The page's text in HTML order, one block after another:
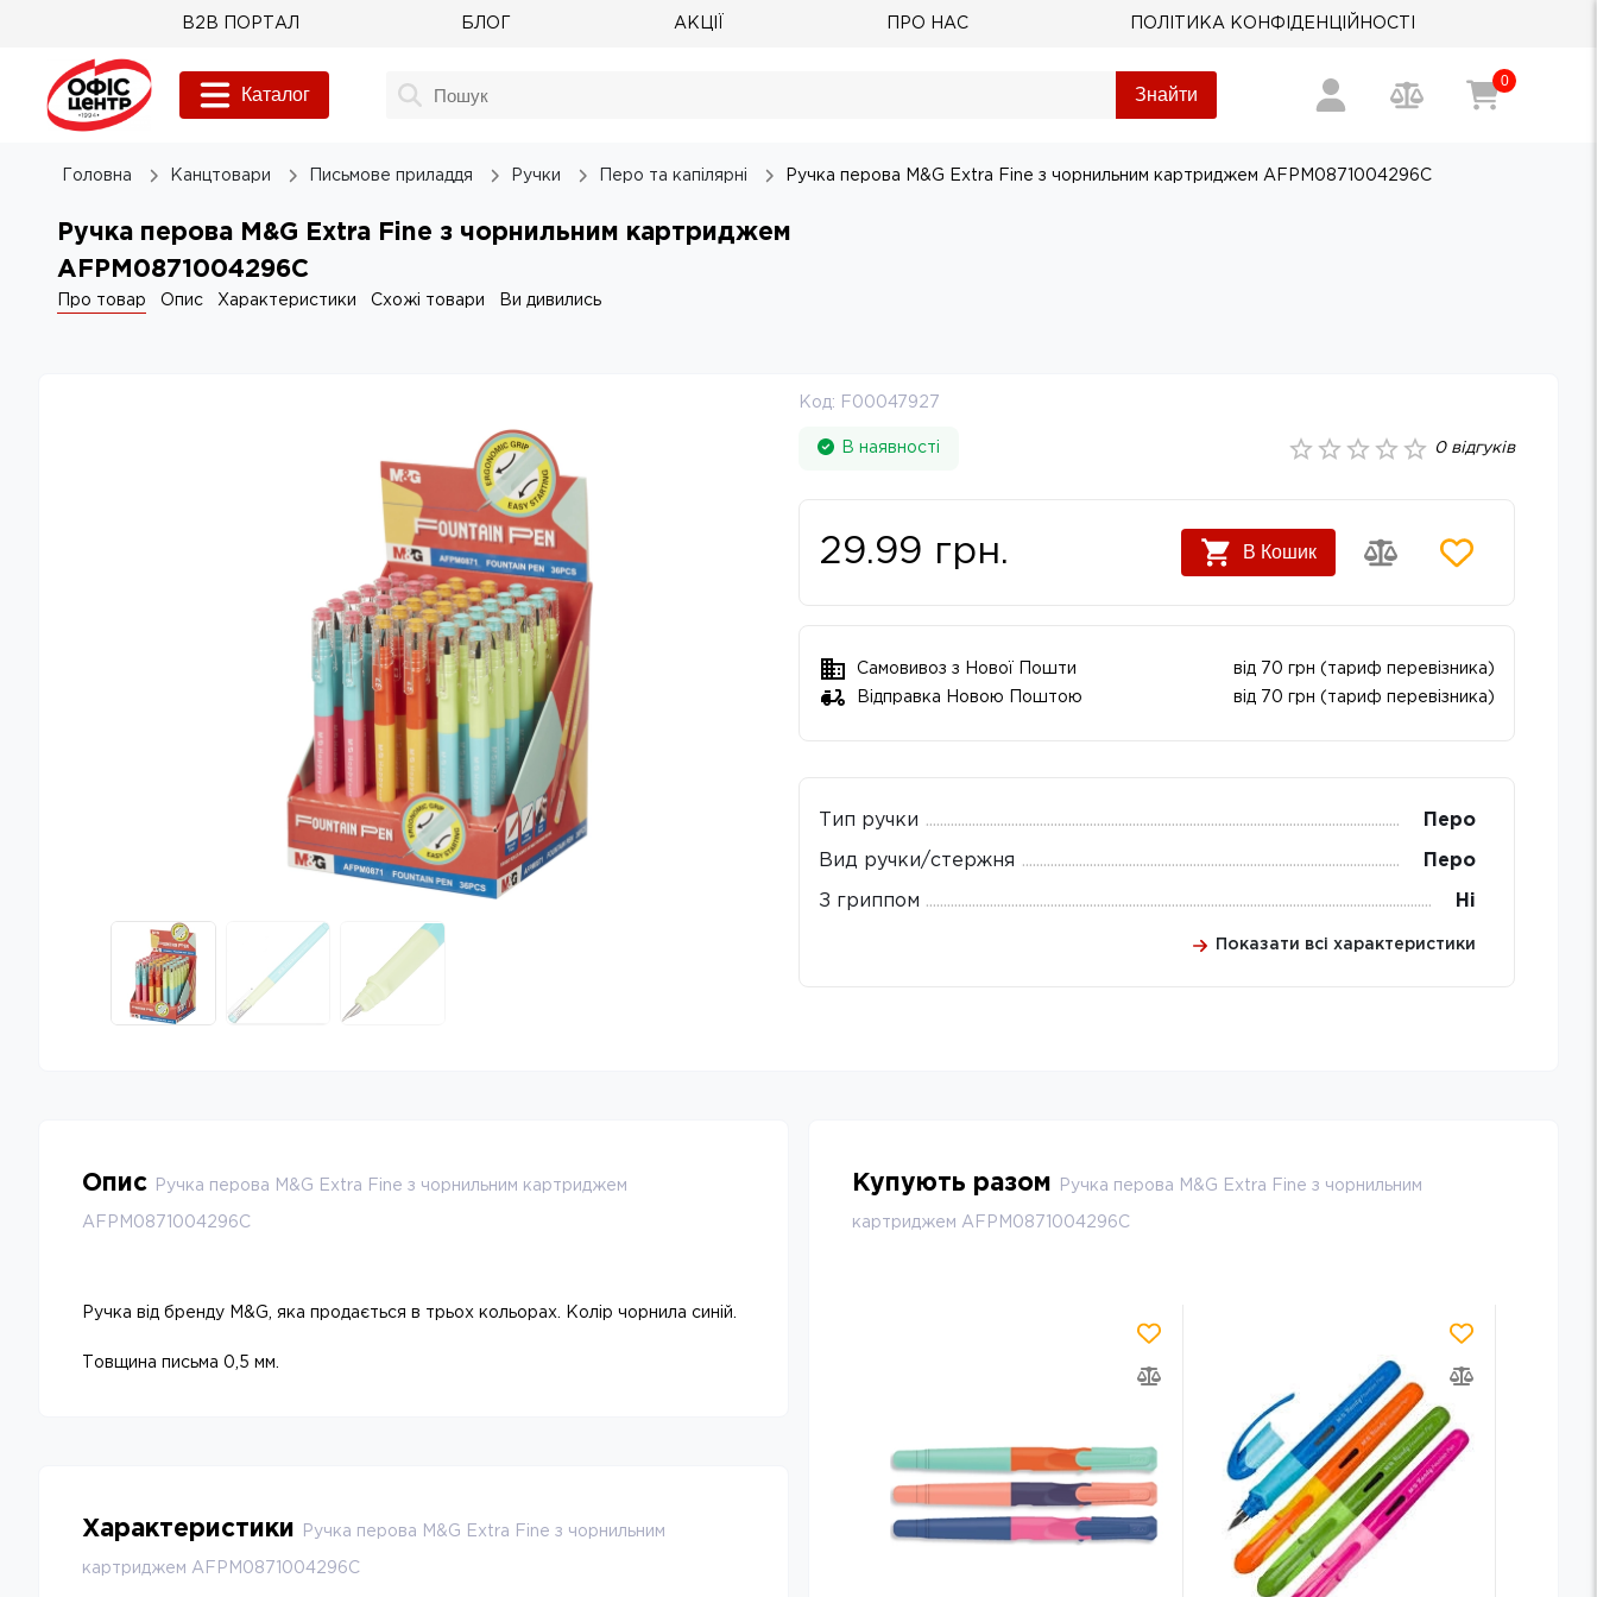
B2B ПОРТАЛ БЛОГ АКЦІЇ ПРО НАС ПОЛІТИКА КОНФІДЕНЦІЙНОСТІ
Каталог Знайти
0
Головна Канцтовари Письмове приладдя Ручки Перо та капілярні Ручка перова M&G Extra Fine з чорнильним картриджем AFPM0871004296C
Ручка перова M&G Extra Fine з чорнильним картриджем
AFPM0871004296C
Про товар Опис Характеристики Схожі товари Ви дивились
Код: F00047927
В наявності 0відгуків
29.99 грн. В Кошик
Самовивоз з Нової Пошти
від 70 грн (тариф перевізника)
Відправка Новою Поштою
від 70 грн (тариф перевізника)
Тип ручки Перо
Вид ручки/стержня Перо
З гриппом Ні
Показати всі характеристики
Опис Ручка перова M&G Extra Fine з чорнильним картриджем
AFPM0871004296C
Ручка від бренду M&G, яка продається в трьох кольорах. Колір чорнила синій.
Товщина письма 0,5 мм.
Характеристики Ручка перова M&G Extra Fine з чорнильним
картриджем AFPM0871004296C
Купують разом Ручка перова M&G Extra Fine з чорнильним
картриджем AFPM0871004296C